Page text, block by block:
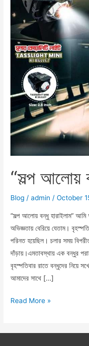
“সল্প আলোয়
Blog /admin/October
“সল্প আলোয় বন্ধু হারাইলাম”
অভিজ্ঞতায় বেরিয়ে যেতাম।
পরিনত হয়েছিল। চলার সময়
দাঁড়ায়।এমতাবস্থায় এক বন্ধুর
বৃহস্পতিবার রাতে বন্ধুদের নিয়ে
আমাদের সাথে […]
Read More »